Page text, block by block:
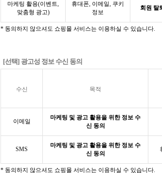
마케팅 활용(이벤트,
맞춤형 광고)
휴대폰, 이메일, 쿠키
정보
회원 탈
* 동의하지 않으셔도 쇼핑몰 서비스는 이용하실 수 있습니다.
[선택] 광고성 정보 수신 동의
수신 목적
이메일
마케팅 및 광고 활용을 위한 정보 수
신 동의
SMS
마케팅 및 광고 활용을 위한 정보 수
신 동의
* 동의하지 않으셔도 쇼핑몰 서비스는 이용하실 수 있습니다.